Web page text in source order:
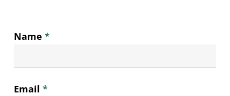
Name *
Email *